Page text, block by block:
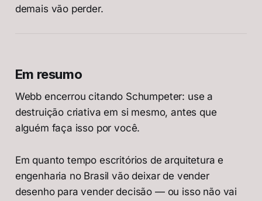
demais vão perder.
Em resumo
Webb encerrou citando Schumpeter: use a
destruição criativa em si mesmo, antes que
alguém faça isso por você.
Em quanto tempo escritórios de arquitetura e
engenharia no Brasil vão deixar de vender
desenho para vender decisão — ou isso não vai